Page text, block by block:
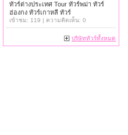
ทัวร์ต่างประเทศ Tour ทัวร์พม่า ทัวร์
ฮ่องกง ทัวร์เกาหลี ทัวร์
เข้าชม: 119 | ความคิดเห็น: 0
บริษัททัวร์ทั้งหมด